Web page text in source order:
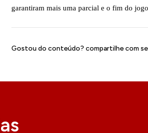
garantiram mais uma parcial e o fim do
Gostou do conteúdo? compartilhe com